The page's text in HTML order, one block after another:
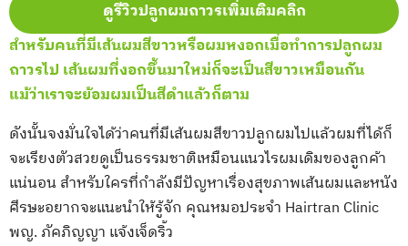
ดูรีวิวปลูกผมถาวรเพิ่มเติมคลิก
สำหรับคนที่มีเส้นผมสีขาวหรือผมหงอกเมื่อทำการปลูกผม
ถาวรไป เส้นผมที่งอกขึ้นมาใหม่ก็จะเป็นสีขาวเหมือนกัน
แม้ว่าเราจะย้อมผมเป็นสีดำแล้วก็ตาม
ดังนั้นจงมั่นใจได้ว่าคนที่มีเส้นผมสีขาวปลูกผมไปแล้วผมที่ได้ก็
จะเรียงตัวสวยดูเป็นธรรมชาติเหมือนแนวไรผมเดิมของลูกค้า
แน่นอน สำหรับใครที่กำลังมีปัญหาเรื่องสุขภาพเส้นผมและหนัง
ศีรษะอยากจะแนะนำให้รู้จัก คุณหมอประจำ Hairtran Clinic
พญ. ภัคภิญญา แจ้งเจ็ดริ้ว